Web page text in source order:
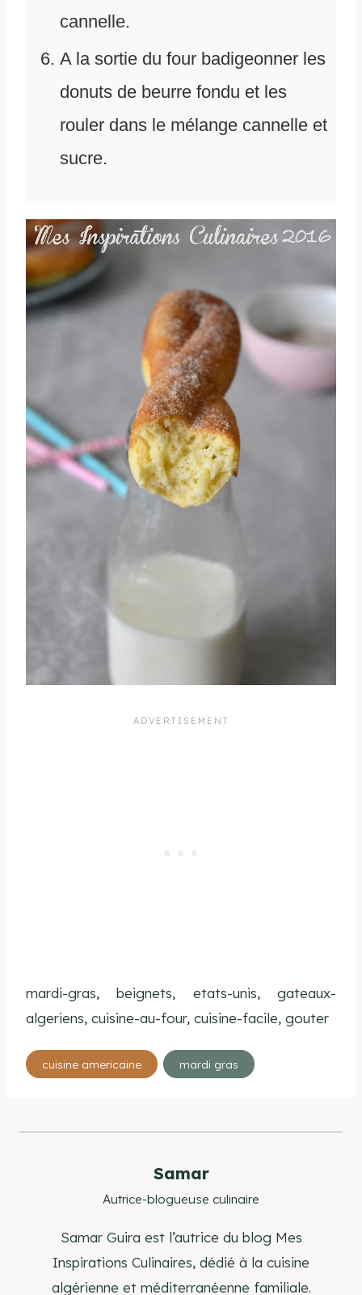
cannelle.
A la sortie du four badigeonner les
donuts de beurre fondu et les
rouler dans le mélange cannelle et
sucre.
mardi-gras, beignets, etats-unis, gateaux-
algeriens, cuisine-au-four, cuisine-facile, gouter
Étiquettes
de
publication :
cuisine americaine mardi gras
Samar
Autrice-blogueuse culinaire
Samar Guira est l’autrice du blog Mes
Inspirations Culinaires, dédié à la cuisine
algérienne et méditerranéenne familiale.